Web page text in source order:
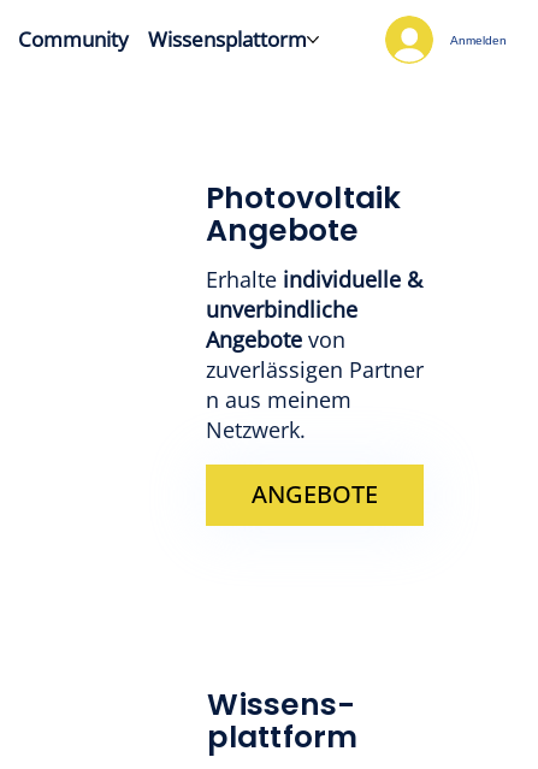
Community Wissensplattorm Anmelden
Photovoltaik
Angebote
Erhalte individuelle &
unverbindliche
Angebotevon
zuverlässigen Partner
n aus meinem
Netzwerk.
ANGEBOTE
Wissens-
plattform